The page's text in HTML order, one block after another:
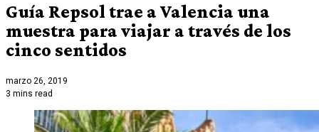
Guía Repsol trae a Valencia una
muestra para viajar a través de los
cinco sentidos
marzo 26, 2019
3 mins read